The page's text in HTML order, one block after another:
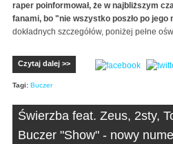
raper poinformował, że w najbliższym
fanami, bo "nie wszystko poszło po jego
dokładnych szczegółów, poniżej pełne
Czytaj dalej >>
Tagi: Buczer
Świerzba feat. Zeus, 2sty,
Buczer "Show" - nowy